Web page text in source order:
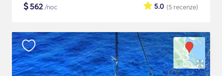
$562/noc (5 recenze)
5.0